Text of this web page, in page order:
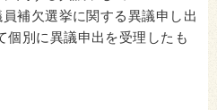
補欠選挙に関する異議申し出
別に異議申出を受理したも